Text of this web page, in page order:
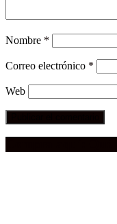
Nombre *
Correo electrónico *
Web